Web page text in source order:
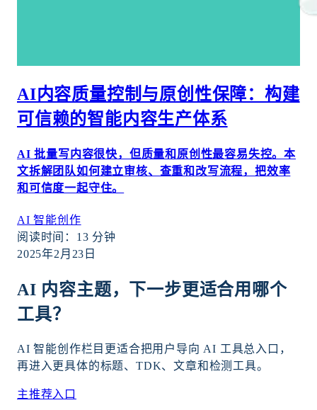
AI内容质量控制与原创性保障：构建
可信赖的智能内容生产体系
AI 批量写内容很快，但质量和原创性最容易失控。本
文拆解团队如何建立审核、查重和改写流程，把效率
和可信度一起守住。
AI 智能创作
阅读时间： 13 分钟
2025年2月23日
AI 内容主题，下一步更适合用哪个
工具？
AI 智能创作栏目更适合把用户导向 AI 工具总入口，
再进入更具体的标题、TDK、文章和检测工具。
主推荐入口